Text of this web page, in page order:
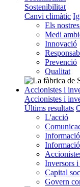
Sostenibilitat
Canvi climàtic
Els
Medi
Innovació
Prevenció
Qualitat
Accionistes i
Accionistes i
Últims resultats
L'acció
Inversors i
Capital
Govern